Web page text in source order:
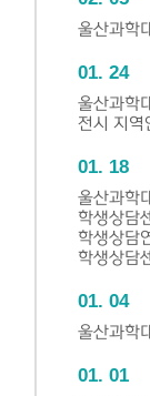
울산과학
01 24
울산과학
전시 지역
01 18
울산과학
학생상담
학생상담
학생상담
01 04
울산과학
01 01